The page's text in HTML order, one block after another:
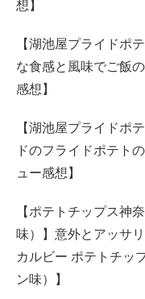
想】
【湖池屋プライドポ
な食感と風味でご飯
感想】
【湖池屋プライドポ
ドのフライドポテト
ュー感想】
【ポテトチップス神
味）】意外とアッサ
カルビー ポテトチッ
ン味）】